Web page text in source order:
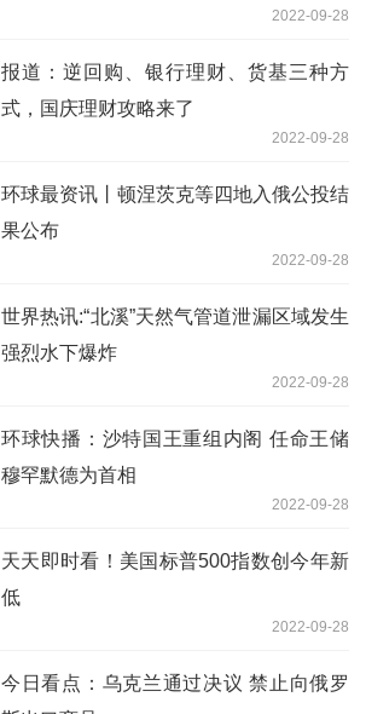
2022-09-28
报道：逆回购、银行理财、货基三种方
式，国庆理财攻略来了
2022-09-28
环球最资讯丨顿涅茨克等四地入俄公投结
果公布
2022-09-28
世界热讯:“北溪”天然气管道泄漏区域发生
强烈水下爆炸
2022-09-28
环球快播：沙特国王重组内阁 任命王储
穆罕默德为首相
2022-09-28
天天即时看！美国标普500指数创今年新
低
2022-09-28
今日看点：乌克兰通过决议 禁止向俄罗